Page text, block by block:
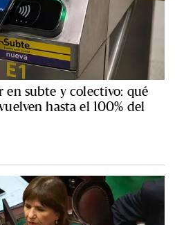
en subte y colectivo: qué
hasta el 100% del